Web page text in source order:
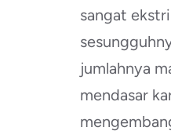
sangat
jumlahnya
mendasar